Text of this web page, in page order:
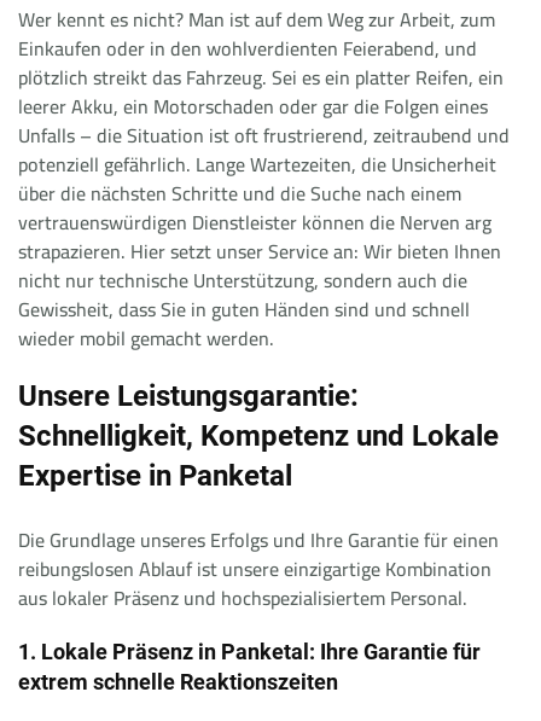
Wer kennt es nicht? Man ist auf dem Weg zur Arbeit, zum
Einkaufen oder in den wohlverdienten Feierabend, und
plötzlich streikt das Fahrzeug. Sei es ein platter Reifen, ein
leerer Akku, ein Motorschaden oder gar die Folgen eines
Unfalls – die Situation ist oft frustrierend, zeitraubend und
potenziell gefährlich. Lange Wartezeiten, die Unsicherheit
über die nächsten Schritte und die Suche nach einem
vertrauenswürdigen Dienstleister können die Nerven arg
strapazieren. Hier setzt unser Service an: Wir bieten Ihnen
nicht nur technische Unterstützung, sondern auch die
Gewissheit, dass Sie in guten Händen sind und schnell
wieder mobil gemacht werden.
Unsere Leistungsgarantie:
Schnelligkeit, Kompetenz und Lokale
Expertise in Panketal
Die Grundlage unseres Erfolgs und Ihre Garantie für einen
reibungslosen Ablauf ist unsere einzigartige Kombination
aus lokaler Präsenz und hochspezialisiertem Personal.
1. Lokale Präsenz in Panketal: Ihre Garantie für
extrem schnelle Reaktionszeiten